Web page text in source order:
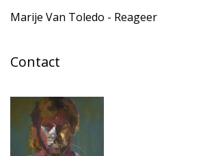
Marije Van Toledo - Reageer
Contact